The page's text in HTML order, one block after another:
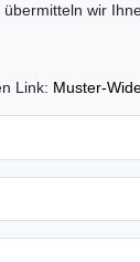
wir
Link: Muster-